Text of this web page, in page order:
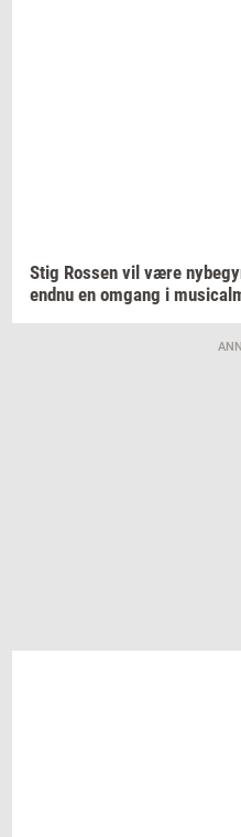
Stig Ros­sen vil være
endnu en om­gang i